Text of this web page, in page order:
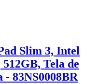
Slim 3, Intel
Tela de
83NS0008BR